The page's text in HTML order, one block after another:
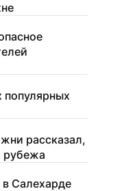
популярных
рассказал,
рубежа
Салехарде